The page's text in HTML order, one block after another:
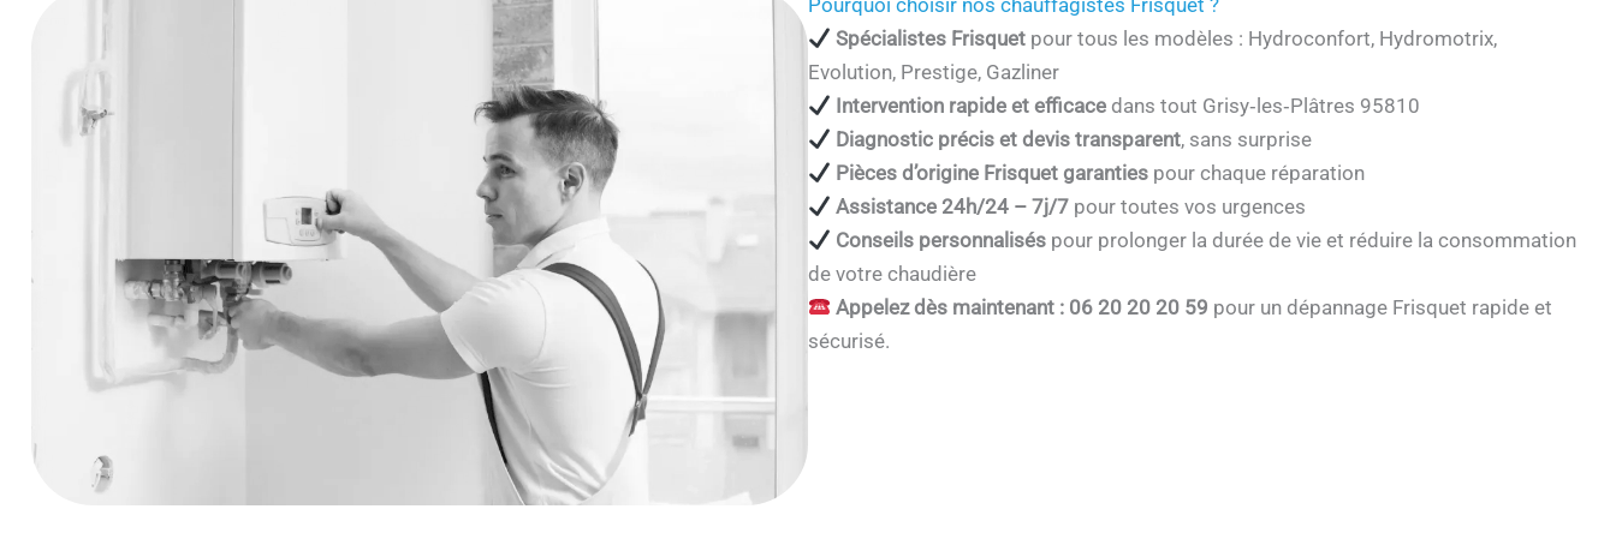
Pourquoi choisir nos chauffagistes Frisquet ?
Spécialistes Frisquet pour tous les modèles : Hydroconfort, Hydromotrix,
Evolution, Prestige, Gazliner
Intervention rapide et efficace dans tout Grisy‑les‑Plâtres 95810
Diagnostic précis et devis transparent, sans surprise
Pièces d’origine Frisquet garanties pour chaque réparation
Assistance 24h/24 – 7j/7 pour toutes vos urgences
Conseils personnalisés pour prolonger la durée de vie et réduire la consommation
de votre chaudière
Appelez dès maintenant : 06 20 20 20 59 pour un dépannage Frisquet rapide et
sécurisé.